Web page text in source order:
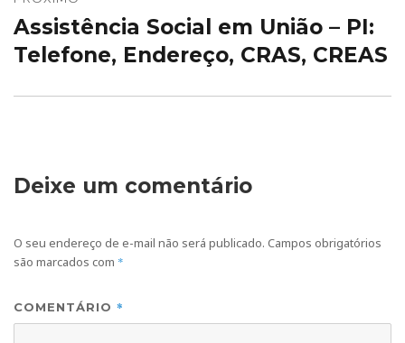
Próximo
post:
Assistência Social em União – PI:
Telefone, Endereço, CRAS, CREAS
Deixe um comentário
O seu endereço de e-mail não será publicado. Campos obrigatórios
são marcados com *
COMENTÁRIO *